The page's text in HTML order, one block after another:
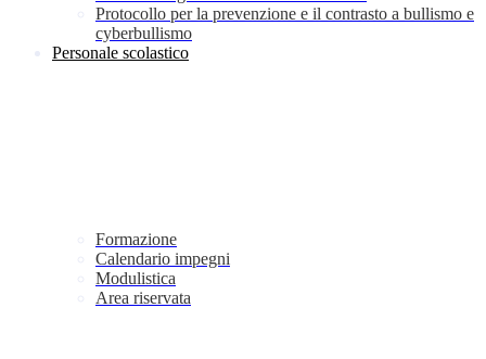
Protocollo per la prevenzione e il contrasto a bullismo e
cyberbullismo
Personale scolastico
Formazione
Calendario impegni
Modulistica
Area riservata